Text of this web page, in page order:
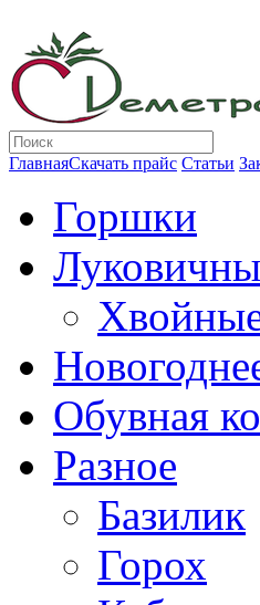
ГлавнаяСкачать прайс Статьи
Горшки
Обувная
Разное
Базилик
Горох